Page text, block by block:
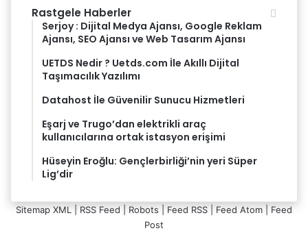
Rastgele Haberler
Serjoy : Dijital Medya Ajansı, Google Reklam
Ajansı, SEO Ajansı ve Web Tasarım Ajansı
UETDS Nedir ? Uetds.com İle Akıllı Dijital
Taşımacılık Yazılımı
Datahost İle Güvenilir Sunucu Hizmetleri
Eşarj ve Trugo’dan elektrikli araç
kullanıcılarına ortak istasyon erişimi
Hüseyin Eroğlu: Gençlerbirliği’nin yeri Süper
Lig’dir
Sitemap XML RSS Feed Robots Feed RSS Feed Atom
Feed
Post